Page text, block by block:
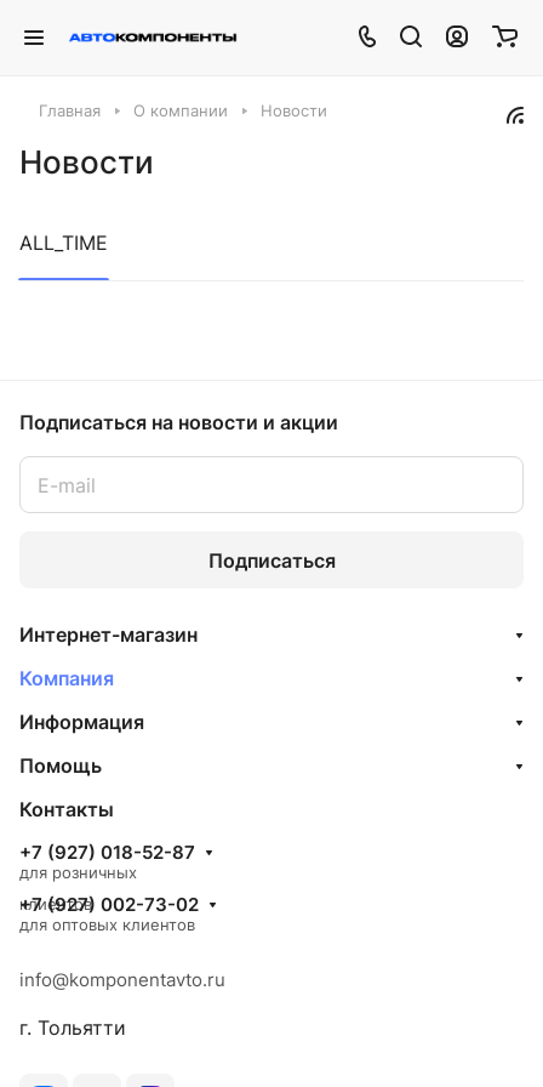
Главная О компании Новости
Новости
ALL_TIME
Подписаться на новости и акции
Подписаться
Интернет-магазин
Компания
Информация
Помощь
Контакты
+7 (927) 018-52-87
для розничных
клиентов
+7 (927) 002-73-02
для оптовых клиентов
info@komponentavto.ru
г. Тольятти